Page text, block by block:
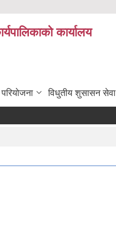
कार्यालय
विधुतीय शुसासन सेवा